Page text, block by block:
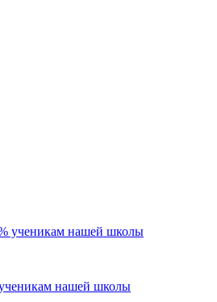
нашей школы